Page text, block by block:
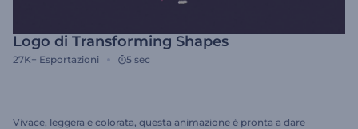
Logo di Transforming Shapes
27K+ Esportazioni 5 sec
Vivace, leggera e colorata, questa animazione è pronta a dare